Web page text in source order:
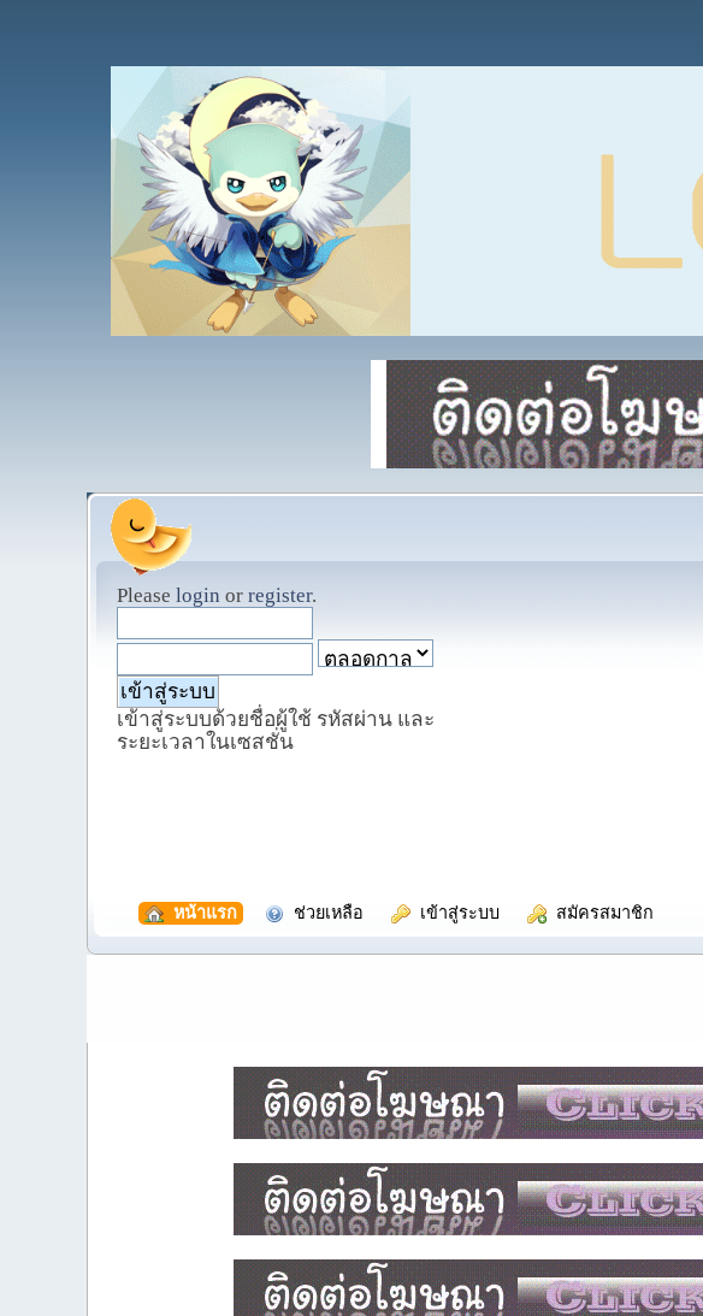
Please login or register.
เข้าสู่ระบบด้วยชื่อผู้ใช้ รหัสผ่าน และ
ระยะเวลาในเซสชั่น
หน้าแรก ช่วยเหลือ เข้าสู่ระบบ สมัครสมาชิก